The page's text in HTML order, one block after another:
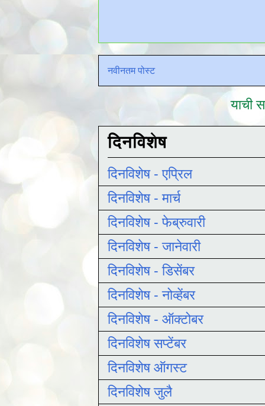
नवीनतम पोस्ट
याची
दिनविशेष
दिनविशेष - एप्रिल
दिनविशेष - मार्च
दिनविशेष - फेब्रुवारी
दिनविशेष - जानेवारी
दिनविशेष - डिसेंबर
दिनविशेष - नोव्हेंबर
दिनविशेष - ऑक्टोबर
दिनविशेष सप्टेंबर
दिनविशेष ऑगस्ट
दिनविशेष जुलै